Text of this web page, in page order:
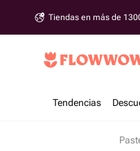
Tiendas en más de
Tendencias